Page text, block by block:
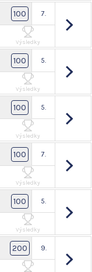
100 7.
Výsledky
100 5.
Výsledky
100 5.
Výsledky
100 7.
Výsledky
100 5.
Výsledky
200 9.